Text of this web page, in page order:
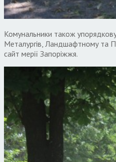
Комунальники також
Металургів, Ландшафтному та
сайт мерії Запоріжжя.